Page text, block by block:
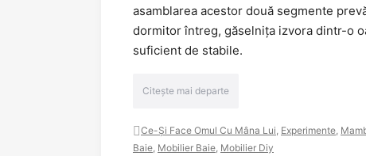
asamblarea acestor două segmente
dormitor întreg, găselnița izvora dintr-o
suficient de stabile.
Citește mai departe
Ce-Și Face Omul Cu Mâna Lui, Experimente,
Baie, Mobilier Baie, Mobilier Diy